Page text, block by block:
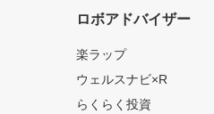
ロボアドバイザー
楽ラップ
ウェルスナビ×R
らくらく投資